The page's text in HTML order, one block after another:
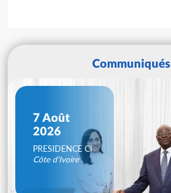
Communiqués
7 Août
2026
PRESIDENCE CI
Côte d'Ivoire